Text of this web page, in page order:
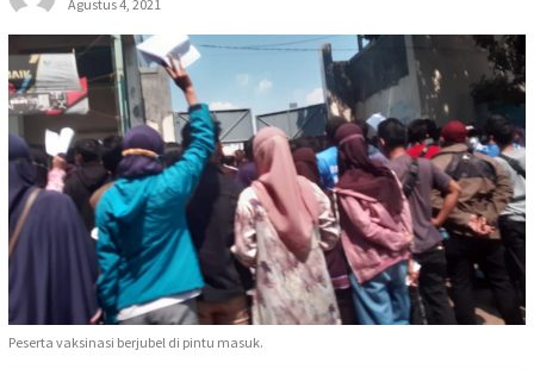
Agustus 4, 2021
Peserta vaksinasi berjubel di pintu masuk.